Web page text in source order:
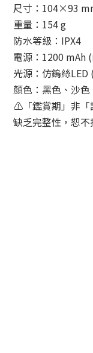
尺寸：104×93
重量：154 g
防水等級：IPX4
電源：1200 mAh
光源：仿鎢絲
顏色：黑色、沙
⚠️「鑑賞期」非「
缺乏完整性，恕不